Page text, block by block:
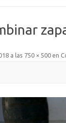
a las 750 × 500en